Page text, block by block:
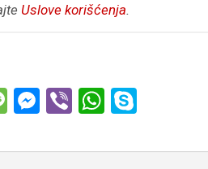
Uslove korišćenja.
M
s
M
se
Vi
er
W
at p